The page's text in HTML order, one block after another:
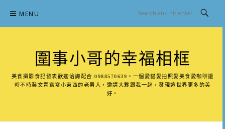
content
MENU
圍事小哥的幸福相框
美食攝影食記發表歡迎洽詢配合:0988570639。一個愛貓愛拍照愛美食愛咖啡還
時不時裝文青寫寫小東西的老男人，邀請大夥跟我一起，發現這世界更多的美
好。